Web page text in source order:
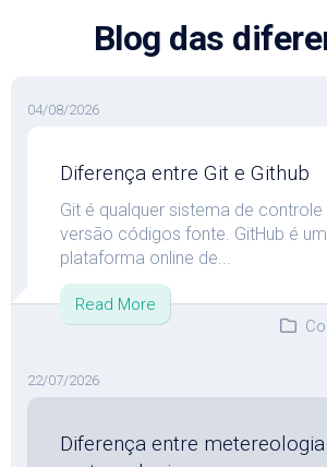
Blog das
04/08/2026
Diferença entre Git e Github
Git é qualquer sistema de controle
versão códigos fonte. GitHub é
plataforma online de...
Read More
22/07/2026
Diferença entre